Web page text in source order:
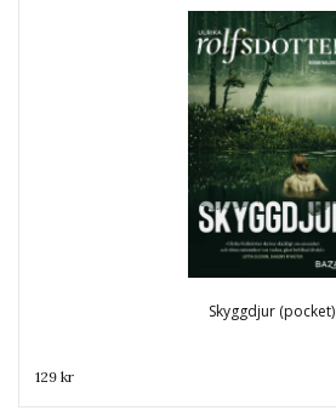
Skyggdjur (pocket)
129 kr